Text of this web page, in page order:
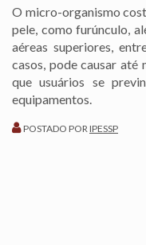
O micro-organismo
pele, como furúnculo,
aéreas superiores,
casos, pode causar até
que usuários se
equipamentos.
POSTADO PORIPESSP